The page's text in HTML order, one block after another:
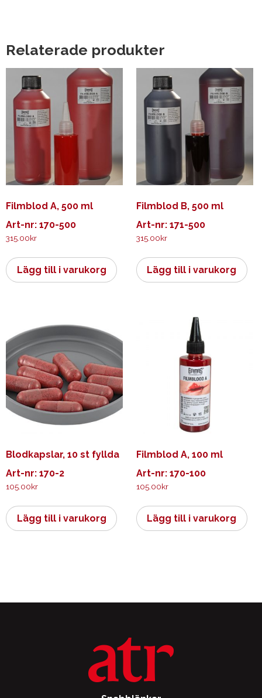
Relaterade produkter
Filmblod A, 500 ml
Art-nr: 170-500
315.00kr
Lägg till i varukorg
Filmblod B, 500 ml
Art-nr: 171-500
315.00kr
Lägg till i varukorg
Blodkapslar, 10 st fyllda
Art-nr: 170-2
105.00kr
Lägg till i varukorg
Filmblod A, 100 ml
Art-nr: 170-100
105.00kr
Lägg till i varukorg